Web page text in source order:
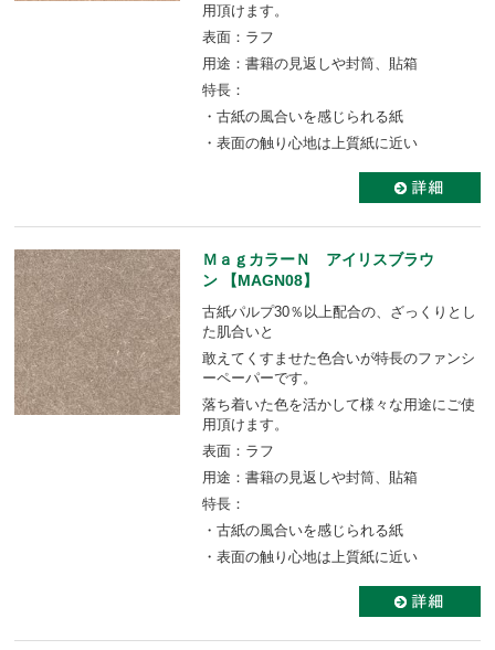
用頂けます。
表面：ラフ
用途：書籍の見返しや封筒、貼箱
特長：
・古紙の風合いを感じられる紙
・表面の触り心地は上質紙に近い
ＭａｇカラーＮ アイリスブラウ
ン 【MAGN08】
古紙パルプ30％以上配合の、ざっくりとし
た肌合いと
敢えてくすませた色合いが特長のファンシ
ーペーパーです。
落ち着いた色を活かして様々な用途にご使
用頂けます。
表面：ラフ
用途：書籍の見返しや封筒、貼箱
特長：
・古紙の風合いを感じられる紙
・表面の触り心地は上質紙に近い